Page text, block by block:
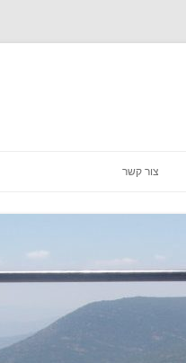
צור קשר